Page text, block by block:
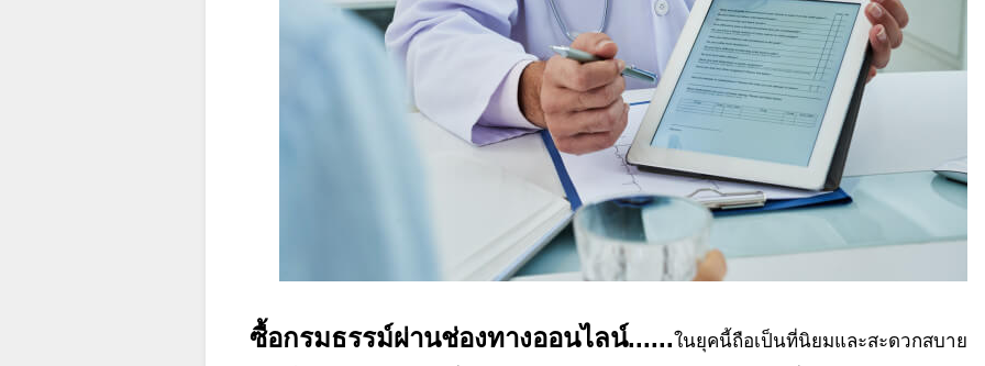
ซื้อกรมธรรม์ผ่านช่องทางออนไลน์......ในยุคนี้ถือเป็นที่นิยมและสะดวกสบาย